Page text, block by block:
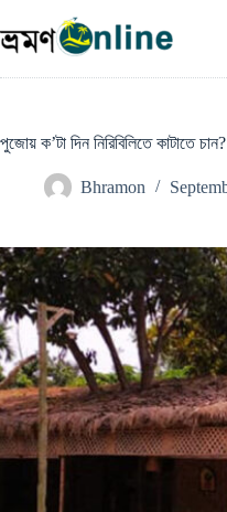
to
content
পুজোয় ক’টা দিন নিরিবিলিতে কাটাতে
Bhramon